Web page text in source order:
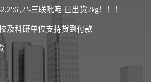
三联吡啶 已出货2kg！！！
及科研单位支持货到付款